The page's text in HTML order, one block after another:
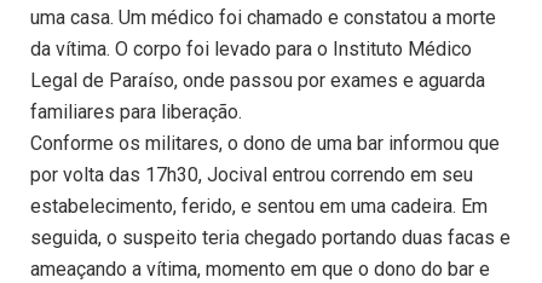
uma casa. Um médico foi chamado e constatou a morte
da vítima. O corpo foi levado para o Instituto Médico
Legal de Paraíso, onde passou por exames e aguarda
familiares para liberação.
Conforme os militares, o dono de uma bar informou que
por volta das 17h30, Jocival entrou correndo em seu
estabelecimento, ferido, e sentou em uma cadeira. Em
seguida, o suspeito teria chegado portando duas facas e
ameaçando a vítima, momento em que o dono do bar e